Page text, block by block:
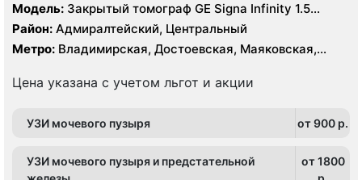
Модель: Закрытый томограф GE Signa Infinity 1.5
Тесла, КТ Toshiba Aquilion 64 среза
Район: Адмиралтейский, Центральный
Метро: Владимирская, Достоевская, Маяковская,
Цена указана с учетом льгот и акции
УЗИ мочевого пузыря от 900 p.
УЗИ мочевого пузыря и предстательной
от 1800